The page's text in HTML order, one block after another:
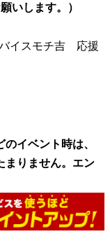
いします。）
イスモチ吉 応援
イベント時は、
まりません。エン